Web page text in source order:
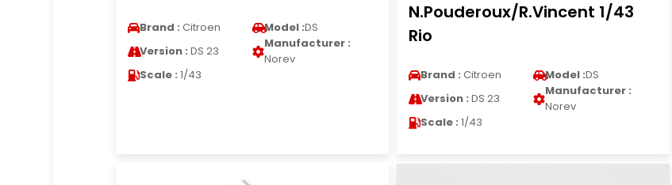
Brand : Citroen Model :DS
Version : DS 23
Manufacturer :
Norev
Scale : 1/43
N.Pouderoux/R.Vincent 1/43
Rio
Brand : Citroen Model :DS
Version : DS 23
Manufacturer :
Norev
Scale : 1/43